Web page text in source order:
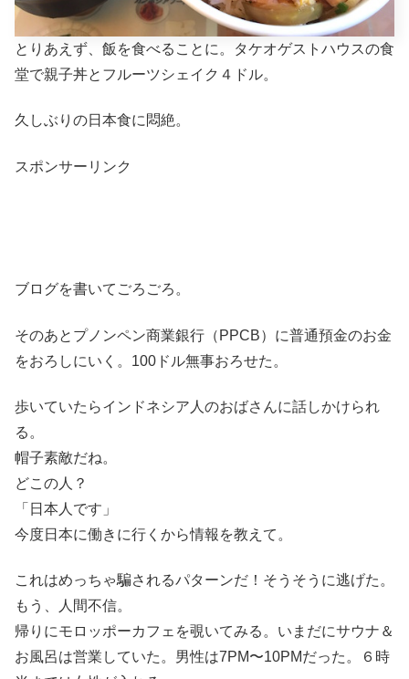
とりあえず、飯を食べることに。タケオゲストハウスの食
堂で親子丼とフルーツシェイク４ドル。
久しぶりの日本食に悶絶。
スポンサーリンク
ブログを書いてごろごろ。
そのあとプノンペン商業銀行（PPCB）に普通預金のお金
をおろしにいく。100ドル無事おろせた。
歩いていたらインドネシア人のおばさんに話しかけられ
る。
帽子素敵だね。
どこの人？
「日本人です」
今度日本に働きに行くから情報を教えて。
これはめっちゃ騙されるパターンだ！そうそうに逃げた。
もう、人間不信。
帰りにモロッポーカフェを覗いてみる。いまだにサウナ＆
お風呂は営業していた。男性は7PM〜10PMだった。６時